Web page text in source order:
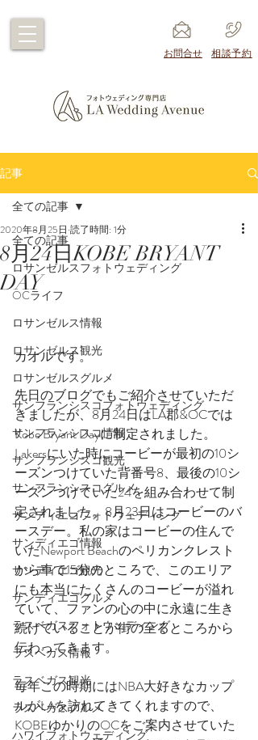
​お問合せ ​相談予約
記事
全ての記事
ロサンゼルスフォトウェディング
OCライフ
ロサンゼルス情報
ロサンゼルス観光
ロサンゼルスグルメ
サンフランシスコフォトウェディング
サンフランシスコ情報
サンフランシスコ観光
サンフランシスコグルメ
サンディエゴフォトウェディング
サンディエゴ情報
サンディエゴ観光
サンディエゴグルメ
ラスベガスフォトウェディング
ラスベガス情報
ラスベガス観光
ラスベガスグルメ
ハワイフォトウェディング
全ての記事
8月24日KOBE BRYANT
DAY
2020年8月25日 読了時間: 1分
カオルです。
先日のブログでもご紹介させていただ
きましたが、8月24日はLA郡&OCでは
Kobe Bryant Dayに制定されました。
Lakersにいた時にコービーが最初の10シ
ーズンつけていた背番号8、最後の10シ
ーズンつけていた24を組み合わせて制
定されました。8月23日はコービーのバ
ースデー。私の家はコービーの住んで
いたNewport Beachのペリカンクレスト
から車で15分のところで、このエリア
にも本当にたくさんのコービーが溢れ
ていて、ファンの心の中に永遠に生き
続けていることが街の至るところから
伝わってきます。
毎年この時期にはNBA大好きなカップ
ルがLAを訪れてきてくれますので、
KOBEゆかりのOCをご案内させていた